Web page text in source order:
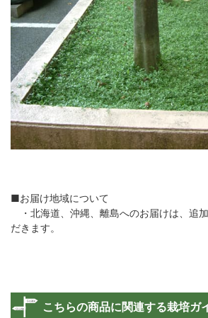
■お届け地域について
・北海道、沖縄、離島へのお届けは、追
だきます。
こちらの商品に関連する栽培ガ